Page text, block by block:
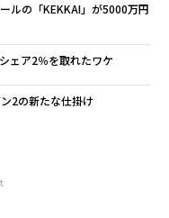
ルの「KEKKAI」が5000万円
ェア2％を取れたワケ
2の新たな仕掛け